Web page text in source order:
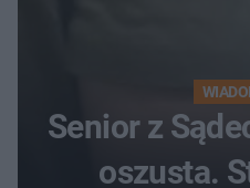
Senior z
oszusta.